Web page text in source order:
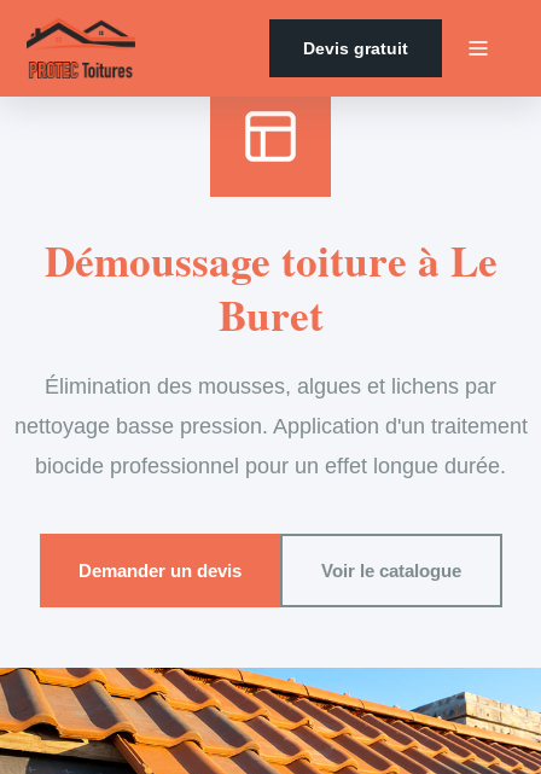
Devis gratuit
Démoussage toiture à Le
Buret
Élimination des mousses, algues et lichens par
nettoyage basse pression. Application d'un traitement
biocide professionnel pour un effet longue durée.
Demander un devis Voir le catalogue